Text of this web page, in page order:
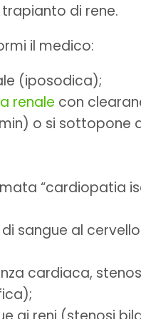
di rene.
il medico:
(iposodica);
renale con
o si sottopone
“cardiopatia
sangue al
cardiaca,